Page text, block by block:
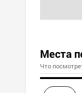
Места
Что